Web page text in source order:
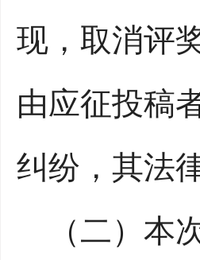
现，取消评
由应征投稿
纠纷，其法
（二）本